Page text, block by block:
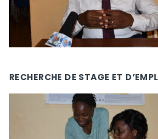
RECHERCHE DE STAGE ET